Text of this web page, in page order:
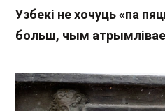
Узбекі не хочуць «па
больш, чым атрымлівае